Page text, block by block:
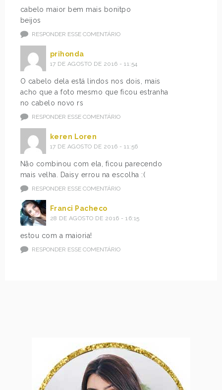
cabelo maior bem mais bonitpo
beijos
RESPONDER ESSE COMENTÁRIO
prihonda
17 DE AGOSTO DE 2016 - 11:54
O cabelo dela está lindos nos dois, mais
acho que a foto mesmo que ficou estranha
no cabelo novo rs
RESPONDER ESSE COMENTÁRIO
keren Loren
17 DE AGOSTO DE 2016 - 11:56
Não combinou com ela, ficou parecendo
mais velha. Daisy errou na escolha :(
RESPONDER ESSE COMENTÁRIO
Franci Pacheco
28 DE AGOSTO DE 2016 - 16:15
estou com a maioria!
RESPONDER ESSE COMENTÁRIO